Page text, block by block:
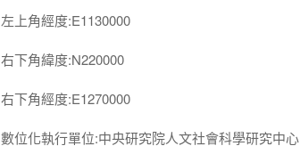
左上角經度:E1130000
右下角緯度:N220000
右下角經度:E1270000
數位化執行單位:中央研究院人文社會科學研究中心